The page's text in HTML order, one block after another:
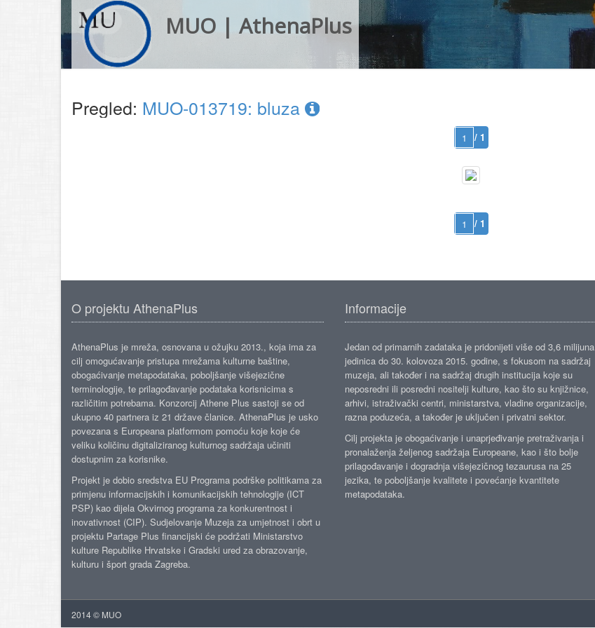
MUO | AthenaPlus
Pregled: MUO-013719: bluza
/ 1
/ 1
O projektu AthenaPlus
AthenaPlus je mreža, osnovana u ožujku 2013., koja ima za
cilj omogućavanje pristupa mrežama kulturne baštine,
obogaćivanje metapodataka, poboljšanje višejezične
terminologije, te prilagođavanje podataka korisnicima s
različitim potrebama. Konzorcij Athene Plus sastoji se od
ukupno 40 partnera iz 21 države članice. AthenaPlus je usko
povezana s Europeana platformom pomoću koje koje će
veliku količinu digitaliziranog kulturnog sadržaja učiniti
dostupnim za korisnike.
Projekt je dobio sredstva EU Programa podrške politikama za
primjenu informacijskih i komunikacijskih tehnologije (ICT
PSP) kao dijela Okvirnog programa za konkurentnost i
inovativnost (CIP). Sudjelovanje Muzeja za umjetnost i obrt u
projektu Partage Plus financijski će podržati Ministarstvo
kulture Republike Hrvatske i Gradski ured za obrazovanje,
kulturu i šport grada Zagreba.
Informacije
Jedan od primarnih zadataka je pridonijeti više od 3,6 milijuna
jedinica do 30. kolovoza 2015. godine, s fokusom na sadržaj
muzeja, ali također i na sadržaj drugih institucija koje su
neposredni ili posredni nositelji kulture, kao što su knjižnice,
arhivi, istraživački centri, ministarstva, vladine organizacije,
razna poduzeća, a također je uključen i privatni sektor.
Cilj projekta je obogaćivanje i unaprjeđivanje pretraživanja i
pronalaženja željenog sadržaja Europeane, kao i što bolje
prilagođavanje i dogradnja višejezičnog tezaurusa na 25
jezika, te poboljšanje kvalitete i povećanje kvantitete
metapodataka.
2014 © MUO